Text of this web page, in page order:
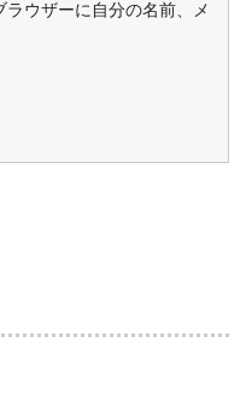
ウザーに自分の名前、メ